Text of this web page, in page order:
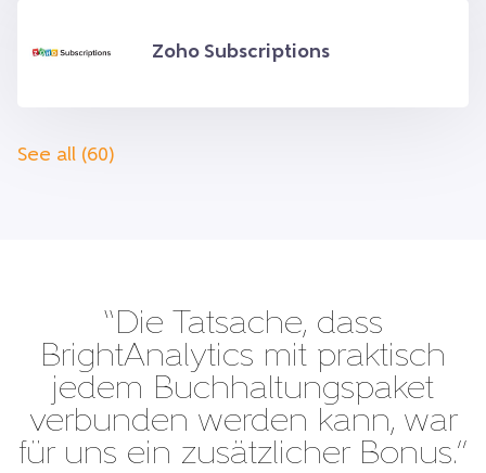
Zoho Subscriptions
See all (60)
“Die Tatsache, dass
BrightAnalytics mit praktisch
jedem Buchhaltungspaket
verbunden werden kann, war
für uns ein zusätzlicher Bonus.”